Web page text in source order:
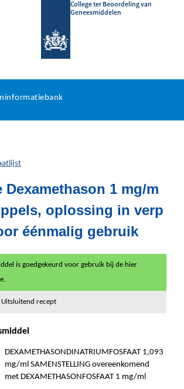
College ter Beoordeling van
Geneesmiddelen
Dexamethason 1 mg/m
oplossing in verp
éénmalig gebruik
is goedgekeurd voor gebruik bij de hier
recept
DEXAMETHASONDINATRIUMFOSFAAT 1,093
mg/ml SAMENSTELLING overeenkomend
met DEXAMETHASONFOSFAAT 1 mg/ml